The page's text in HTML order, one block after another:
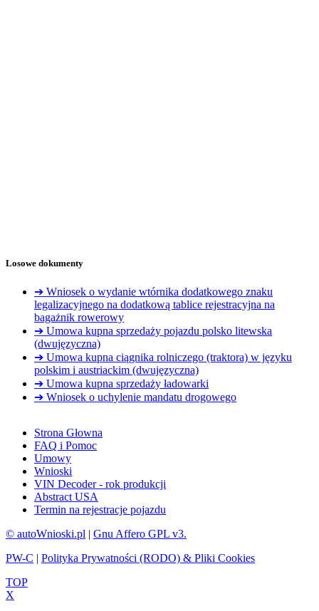
Losowe dokumenty
➔ Wniosek o wydanie wtórnika dodatkowego znaku
legalizacyjnego na dodatkową tablice rejestracyjna na
bagażnik rowerowy
➔ Umowa kupna sprzedaży pojazdu polsko litewska
(dwujęzyczna)
➔ Umowa kupna ciągnika rolniczego (traktora) w języku
polskim i austriackim (dwujęzyczna)
➔ Umowa kupna sprzedaży ładowarki
➔ Wniosek o uchylenie mandatu drogowego
Strona Głowna
FAQ i Pomoc
Umowy
Wnioski
VIN Decoder - rok produkcji
Abstract USA
Termin na rejestracje pojazdu
© autoWnioski.pl | Gnu Affero GPL v3.
PW-C | Polityka Prywatności (RODO) & Pliki Cookies
TOP
X